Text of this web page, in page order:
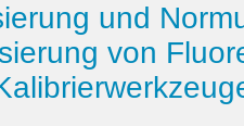
und
von